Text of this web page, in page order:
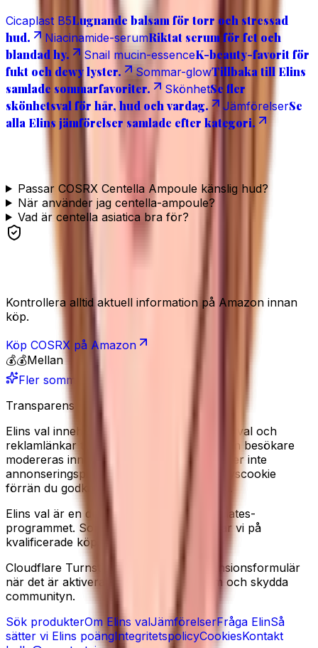
Cicaplast B5Lugnande balsam för torr och stressad
hud.
Niacinamide-serumRiktat serum för fet och
blandad hy.
Snail mucin-essenceK-beauty-favorit för
fukt och dewy lyster.
Sommar-glowTillbaka till Elins
samlade sommarfavoriter.
SkönhetSe fler
skönhetsval för hår, hud och vardag.
JämförelserSe
alla Elins jämförelser samlade efter kategori.
Vanliga frågor
Passar COSRX Centella Ampoule känslig hud?
När använder jag centella-ampoule?
Vad är centella asiatica bra för?
Se produkten
Kontrollera alltid aktuell information på Amazon innan
köp.
Köp COSRX på Amazon
💰💰Mellan
Fler sommarfavoriter
Transparens
Elins val innehåller redaktionella produkturval och
reklamlänkar till Amazon. Recensioner från besökare
modereras innan de publiceras. Vi använder inte
annonseringspixlar, och sätter ingen analyscookie
förrän du godkänner det i cookiebannern.
Elins val är en deltagare i Amazon Associates-
programmet. Som Amazon-partner tjänar vi på
kvalificerade köp.
Cloudflare Turnstile kan laddas på recensionsformulär
när det är aktiverat, för att minska spam och skydda
communityn.
Sök produkterOm Elins valJämförelserFråga ElinSå
sätter vi Elins poängIntegritetspolicyCookiesKontakt